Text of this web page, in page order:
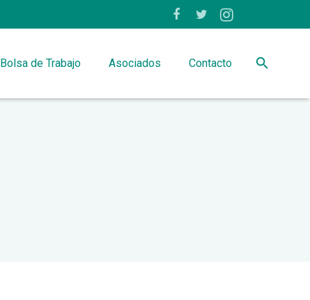
Bolsa de Trabajo Asociados Contacto